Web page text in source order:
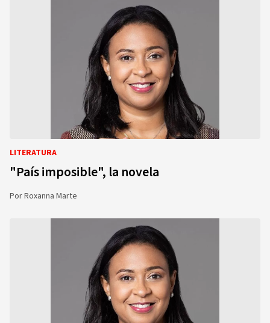
LITERATURA
"País imposible", la novela
PorRoxanna Marte